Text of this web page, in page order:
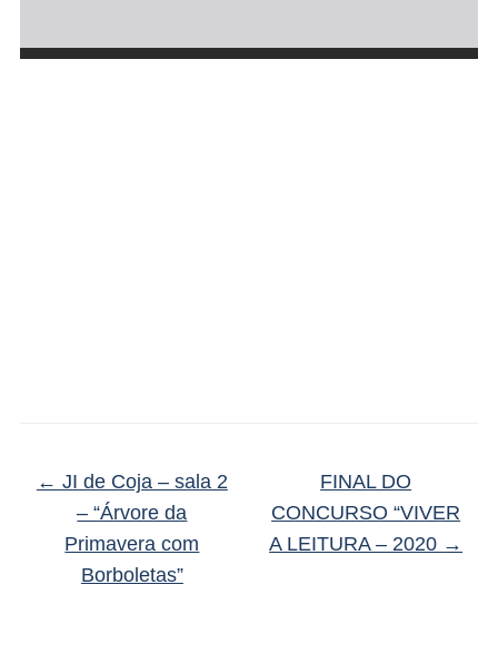
← JI de Coja – sala 2
– “Árvore da
Primavera com
Borboletas”
FINAL DO
CONCURSO “VIVER
A LEITURA – 2020 →